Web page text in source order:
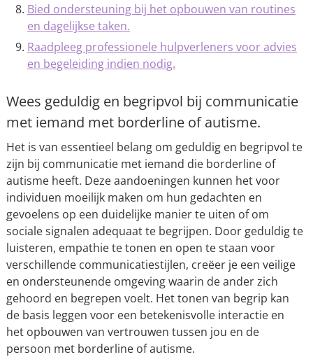
Bied ondersteuning bij het opbouwen van routines
en dagelijkse taken.
Raadpleeg professionele hulpverleners voor advies
en begeleiding indien nodig.
Wees geduldig en begripvol bij communicatie
met iemand met borderline of autisme.
Het is van essentieel belang om geduldig en begripvol te
zijn bij communicatie met iemand die borderline of
autisme heeft. Deze aandoeningen kunnen het voor
individuen moeilijk maken om hun gedachten en
gevoelens op een duidelijke manier te uiten of om
sociale signalen adequaat te begrijpen. Door geduldig te
luisteren, empathie te tonen en open te staan voor
verschillende communicatiestijlen, creëer je een veilige
en ondersteunende omgeving waarin de ander zich
gehoord en begrepen voelt. Het tonen van begrip kan
de basis leggen voor een betekenisvolle interactie en
het opbouwen van vertrouwen tussen jou en de
persoon met borderline of autisme.